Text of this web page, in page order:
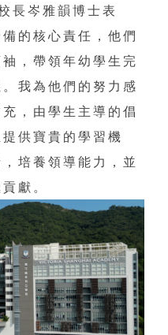
長岑雅韻博士表
的核心責任，他們
，帶領年幼學生完
我為他們的努力感
，由學生主導的倡
供寶貴的學習機
培養領導能力，並
獻。